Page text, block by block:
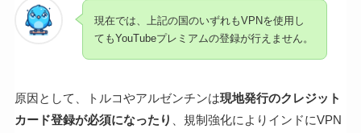
現在では、上記の国のいずれもVPNを使用し
てもYouTubeプレミアムの登録が行えません。
原因として、トルコやアルゼンチンは現地発行のクレジット
カード登録が必須になったり
、規制強化によりインドにVPN